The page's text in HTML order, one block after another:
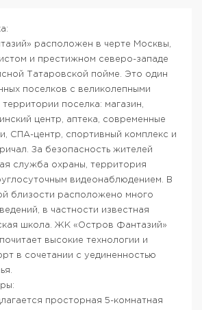
расположен в черте Москвы,
и престижном северо-западе
Татаровской пойме. Это один
поселков с великолепными
поселка: магазин,
центр, аптека, современные
СПА-центр, спортивный комплекс и
За безопасность жителей
служба охраны, территория
видеонаблюдением. В
близости расположено много
в частности известная
школа. ЖК «Остров Фантазий»
высокие технологии и
в сочетании с уединенностью
просторная 5-комнатная